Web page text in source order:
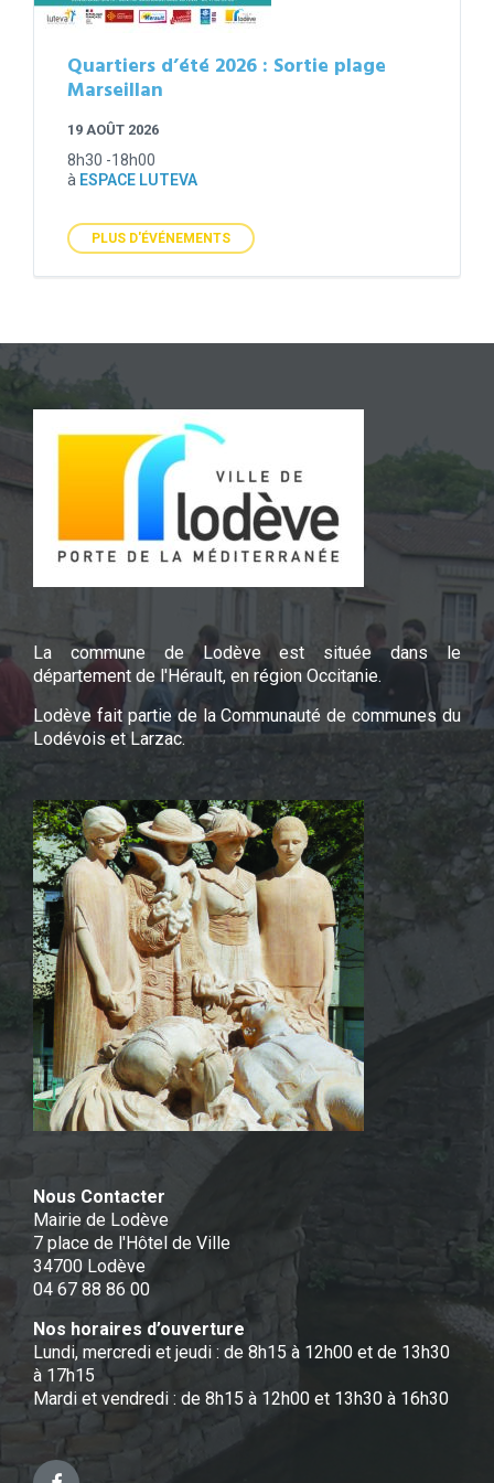
Quartiers d’été 2026 : Sortie plage
Marseillan
19 AOÛT 2026
8h30 -18h00
à ESPACE LUTEVA
PLUS D'ÉVÉNEMENTS
La commune de Lodève est située dans le
département de l'Hérault, en région Occitanie.
Lodève fait partie de la Communauté de communes du
Lodévois et Larzac.
Nous Contacter
Mairie de Lodève
7 place de l'Hôtel de Ville
34700 Lodève
04 67 88 86 00
Nos horaires d’ouverture
Lundi, mercredi et jeudi : de 8h15 à 12h00 et de 13h30
à 17h15
Mardi et vendredi : de 8h15 à 12h00 et 13h30 à 16h30